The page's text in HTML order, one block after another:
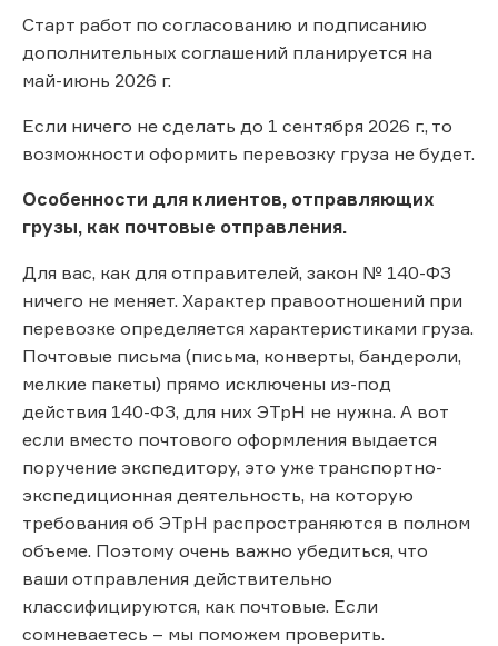
Старт работ по согласованию и подписанию
дополнительных соглашений планируется на
май-июнь 2026 г.
Если ничего не сделать до 1 сентября 2026 г., то
возможности оформить перевозку груза не будет.
Особенности для клиентов, отправляющих
грузы, как почтовые отправления.
Для вас, как для отправителей, закон № 140-ФЗ
ничего не меняет. Характер правоотношений при
перевозке определяется характеристиками груза.
Почтовые письма (письма, конверты, бандероли,
мелкие пакеты) прямо исключены из-под
действия 140-ФЗ, для них ЭТрН не нужна. А вот
если вместо почтового оформления выдается
поручение экспедитору, это уже транспортно-
экспедиционная деятельность, на которую
требования об ЭТрН распространяются в полном
объеме. Поэтому очень важно убедиться, что
ваши отправления действительно
классифицируются, как почтовые. Если
сомневаетесь – мы поможем проверить.